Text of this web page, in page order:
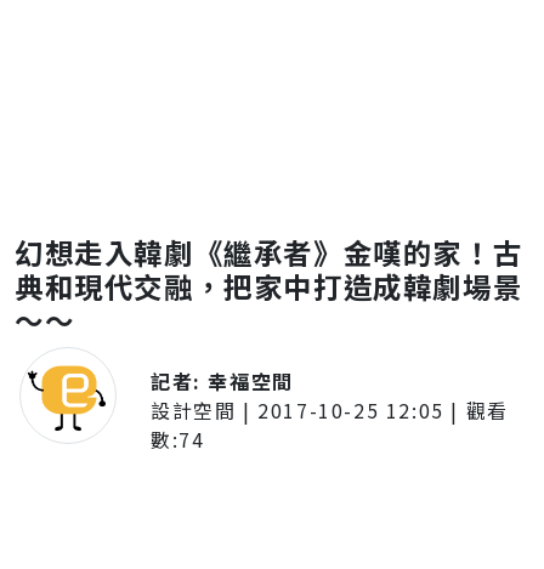
幻想走入韓劇《繼承者》金嘆的家！古
典和現代交融，把家中打造成韓劇場景
～～
記者:幸福空間
設計空間 | 2017-10-25 12:05 | 觀看
數:74